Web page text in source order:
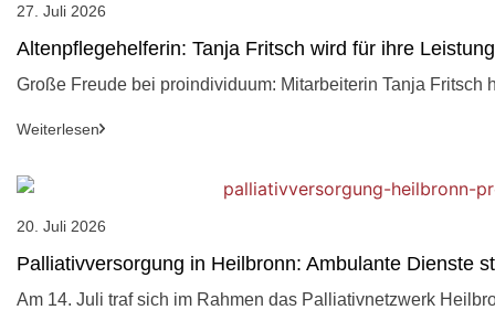
27. Juli 2026
Altenpflegehelferin: Tanja Fritsch wird für ihre
Große Freude bei proindividuum: Mitarbeiterin Tanja Fritsch
Weiterlesen
20. Juli 2026
Palliativversorgung in Heilbronn: Ambulante Dienste
Am 14. Juli traf sich im Rahmen das Palliativnetzwerk